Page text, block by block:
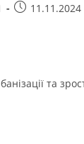
Запис11.11.2024
та